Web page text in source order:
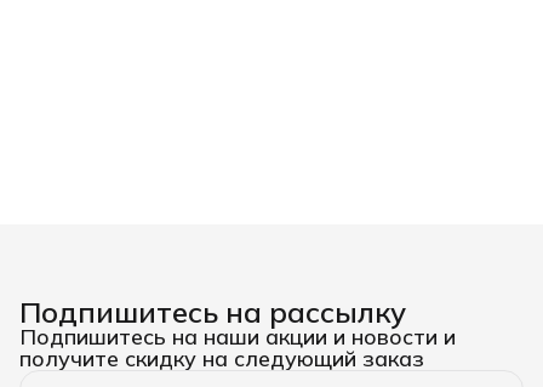
Подпишитесь на рассылку
Подпишитесь на наши акции и новости и
получите скидку на следующий заказ